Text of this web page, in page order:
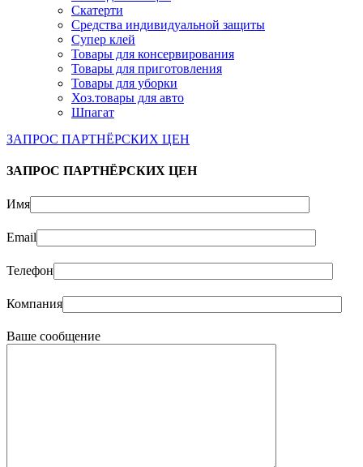
Скатерти
Средства индивидуальной защиты
Супер клей
Товары для консервирования
Товары для приготовления
Товары для уборки
Хоз.товары для авто
Шпагат
ЗАПРОС ПАРТНЁРСКИХ ЦЕН
ЗАПРОС ПАРТНЁРСКИХ ЦЕН
Имя
Email
Телефон
Компания
Ваше сообщение